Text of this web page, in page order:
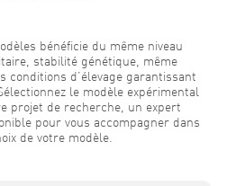
bénéficie du même niveau
stabilité génétique, même
conditions d’élevage garantissant
le modèle expérimental
projet de recherche, un expert
pour vous accompagner dans
de votre modèle.